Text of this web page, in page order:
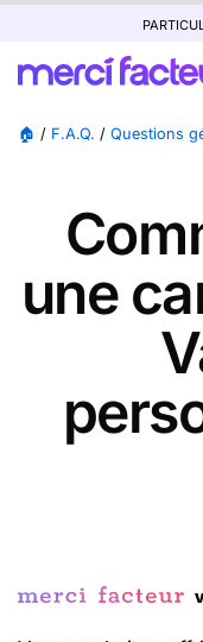
🏠 / F.A.Q. / Questions
une